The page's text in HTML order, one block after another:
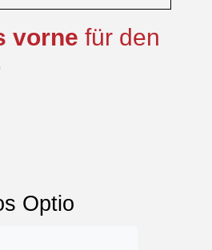
vorne für den
Optio